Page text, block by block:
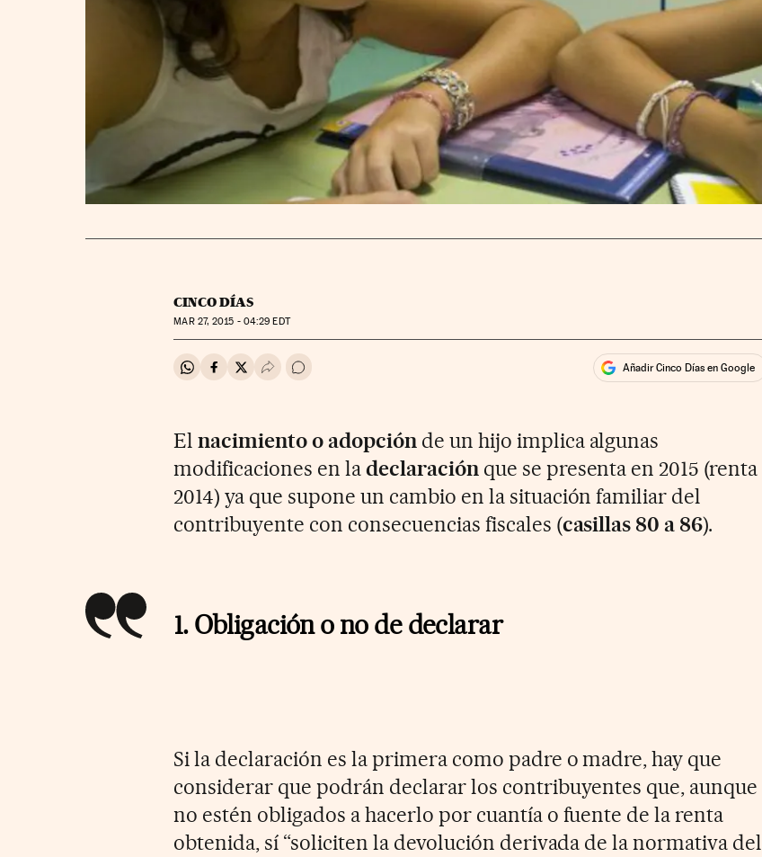
CINCO DÍAS
MAR27, 2015 - 04:29 EDT
Compartir en Whatsapp
Compartir en Facebook
Compartir en Twitter
Desplegar Redes Sociales
Ir a los comentarios Añadir Cinco Días en Google
Elnacimiento o adopciónde un hijo implica algunas
modificaciones en ladeclaraciónque se presenta en 2015 (renta
2014) ya que supone un cambio en la situación familiar del
contribuyente con consecuencias fiscales (casillas 80 a 86).
1. Obligación o no de declarar
Si la declaración es la primera como padre o madre, hay que
considerar que podrán declarar los contribuyentes que, aunque
no estén obligados a hacerlo por cuantía o fuente de la renta
obtenida, sí “soliciten la devolución derivada de la normativa del